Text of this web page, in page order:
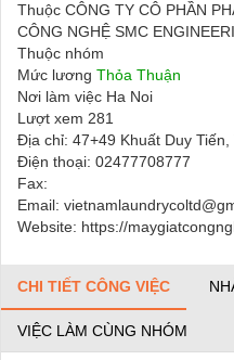
Thuộc CÔNG TY CÔ PHẦN
CÔNG NGHỆ SMC
Thuộc nhóm
Mức lương Thỏa Thuận
Nơi làm việc Ha Noi
Lượt xem 281
Địa chỉ: 47+49 Khuất Duy
Điện thoại: 02477708777
Fax:
Email:
Website: https://
CHI TIẾT CÔNG VIỆC
VIỆC LÀM CÙNG NHÓM